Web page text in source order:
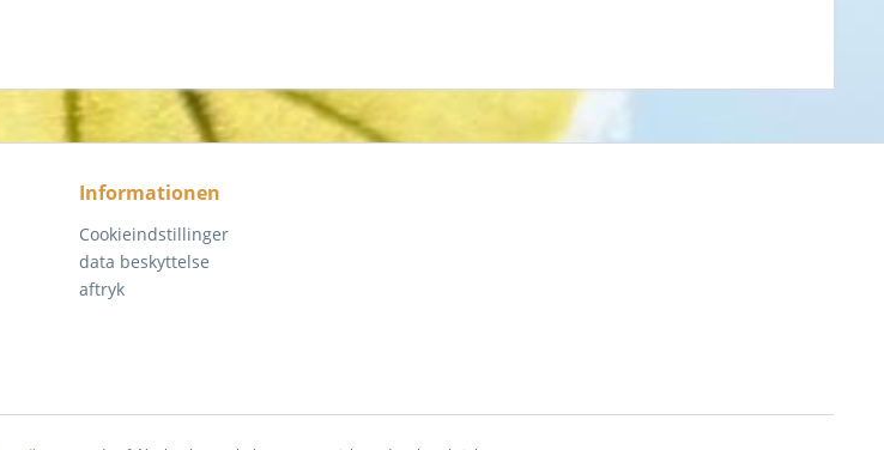
Informationen
Cookieindstillinger
data beskyttelse
aftryk